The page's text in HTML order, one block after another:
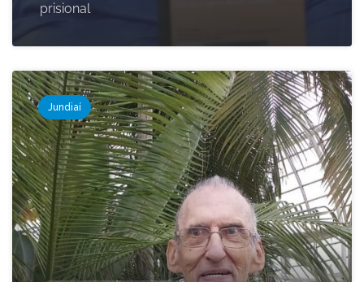
prisional
Jundiaí